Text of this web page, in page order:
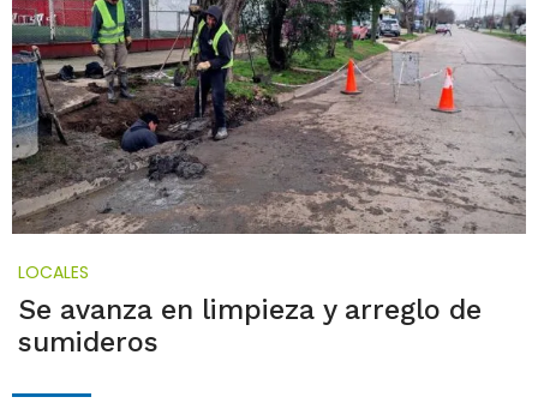
LOCALES
Se avanza en limpieza y arreglo de
sumideros